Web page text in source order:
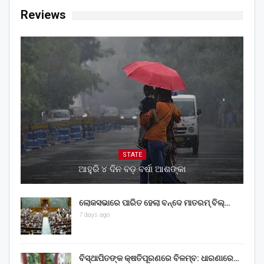
Reviews
STATE
ଆହୁରି ୪ ଦିନ ବଡ଼ ବର୍ଷା ଆଶଙ୍କା
ଲୋକସଭାରେ ପାରିତ ହେଲା ବନ୍ଦେ ମାତରମ୍‌ ବିଲ୍‌…
7 days ago
ବିସ୍ଥାପିତଙ୍କ କ୍ଷତିପୂରଣରେ ବିଳମ୍ବ: ଧାରଣାରେ…